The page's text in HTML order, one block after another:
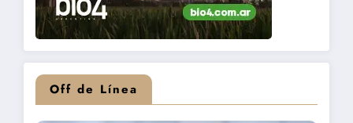
Off de Línea